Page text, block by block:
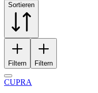
Sortieren
Filtern Filtern
CUPRA